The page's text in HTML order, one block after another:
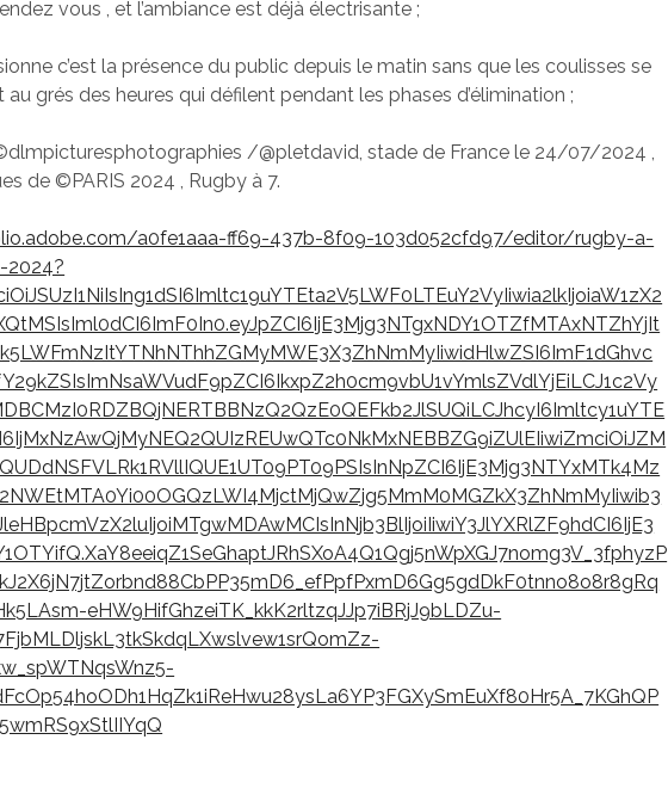
vous , et l’ambiance est déjà électrisante ;
c’est la présence du public depuis le matin sans que les coulisses se
grés des heures qui défilent pendant les phases d’élimination ;
/@pletdavid, stade de France le 24/07/2024 ,
de ©PARIS 2024 , Rugby à 7.
a0fe1aaa-ff69-437b-8f09-103d052cfd97/editor/rugby-a-
2024?
eHW9HifGhzeiTK_kkK2rltzqJJp7iBRjJ9bLDZu-